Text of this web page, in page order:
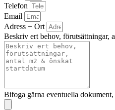
Telefon
Email
Adress + Ort
Beskriv ert behov, förutsättningar,
Bifoga gärna eventuella